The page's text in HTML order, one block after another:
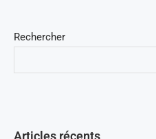
Rechercher